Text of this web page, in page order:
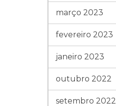
março 2023
fevereiro 2023
janeiro 2023
outubro 2022
setembro 2022